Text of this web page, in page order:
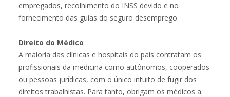
empregados, recolhimento do INSS devido e no
fornecimento das guias do seguro desemprego.
Direito do Médico
A maioria das clínicas e hospitais do país contratam os
profissionais da medicina como autônomos, cooperados
ou pessoas jurídicas, com o único intuito de fugir dos
direitos trabalhistas. Para tanto, obrigam os médicos a